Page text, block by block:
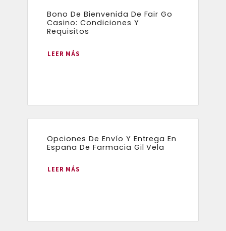
Bono De Bienvenida De Fair Go
Casino: Condiciones Y
Requisitos
LEER MÁS
Opciones De Envío Y Entrega En
España De Farmacia Gil Vela
LEER MÁS